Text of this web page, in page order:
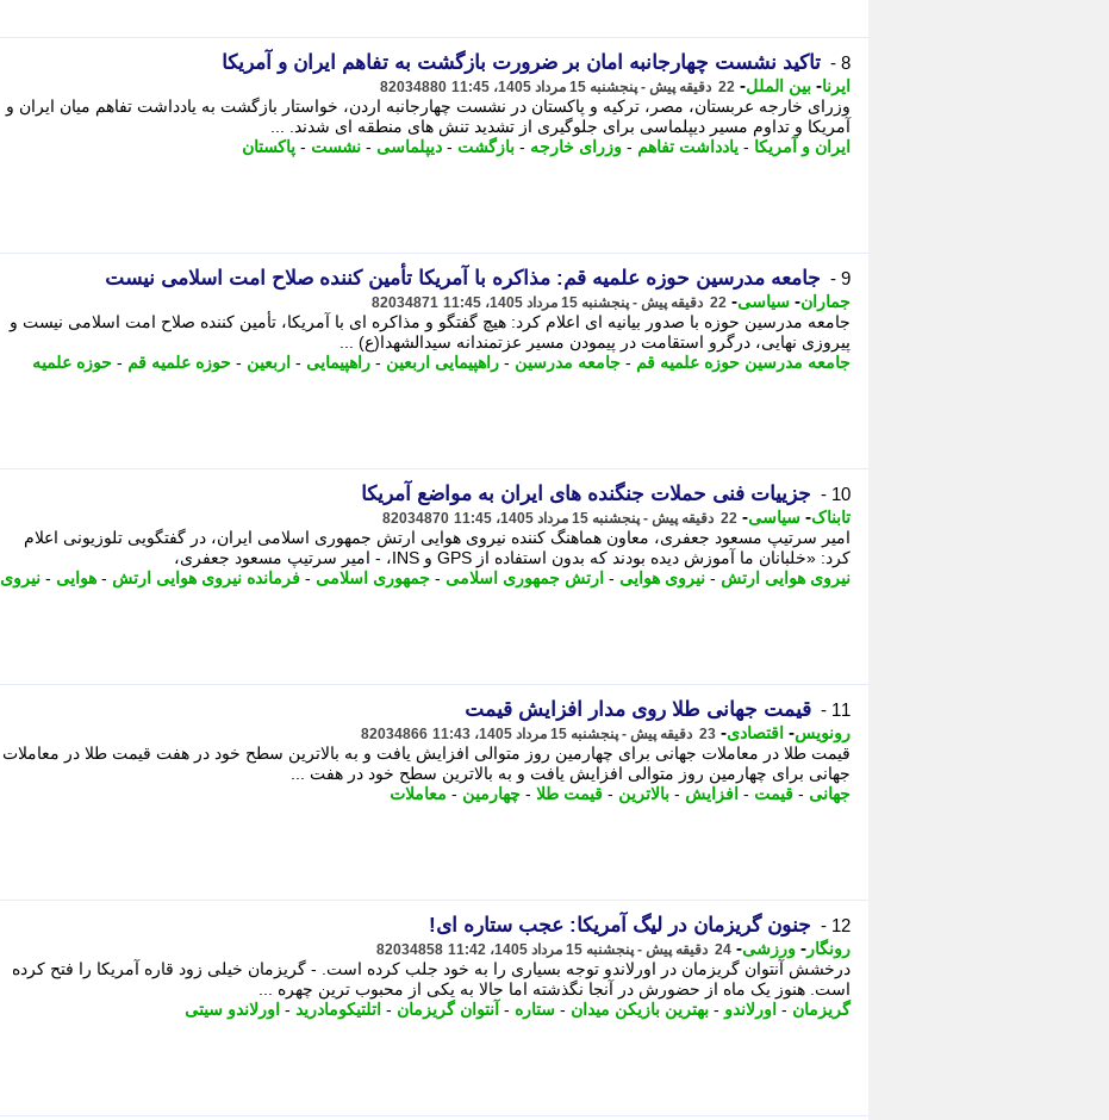
8 - تاکید نشست چهارجانبه امان بر ضرورت بازگشت به تفاهم ایران و آمریکا
ایرنا- بین الملل- 22 دقیقه پیش - پنجشنبه 15 مرداد 1405، 11:45 82034880
وزرای خارجه عربستان، مصر، ترکیه و پاکستان در نشست چهارجانبه اردن، خواستار بازگشت به یادداشت تفاهم میان ایران و
آمریکا و تداوم مسیر دیپلماسی برای جلوگیری از تشدید تنش های منطقه ای شدند. ...
ایران و آمریکا - یادداشت تفاهم - وزرای خارجه - بازگشت - دیپلماسی - نشست - پاکستان
9 - جامعه مدرسین حوزه علمیه قم: مذاکره با آمریکا تأمین کننده صلاح امت اسلامی نیست
جماران- سیاسی- 22 دقیقه پیش - پنجشنبه 15 مرداد 1405، 11:45 82034871
جامعه مدرسین حوزه با صدور بیانیه ای اعلام کرد: هیچ گفتگو و مذاکره ای با آمریکا، تأمین کننده صلاح امت اسلامی نیست و
پیروزی نهایی، درگرو استقامت در پیمودن مسیر عزتمندانه سیدالشهدا(ع) ...
جامعه مدرسین حوزه علمیه قم - جامعه مدرسین - راهپیمایی اربعین - راهپیمایی - اربعین - حوزه علمیه قم - حوزه علمیه
10 - جزییات فنی حملات جنگنده های ایران به مواضع آمریکا
تابناک- سیاسی- 22 دقیقه پیش - پنجشنبه 15 مرداد 1405، 11:45 82034870
امیر سرتیپ مسعود جعفری، معاون هماهنگ کننده نیروی هوایی ارتش جمهوری اسلامی ایران، در گفتگویی تلوزیونی اعلام
کرد: «خلبانان ما آموزش دیده بودند که بدون استفاده از GPS و INS، - امیر سرتیپ مسعود جعفری،
نیروی هوایی ارتش - نیروی هوایی - ارتش جمهوری اسلامی - جمهوری اسلامی - فرمانده نیروی هوایی ارتش - هوایی - نیروی
11 - قیمت جهانی طلا روی مدار افزایش قیمت
رونویس- اقتصادی- 23 دقیقه پیش - پنجشنبه 15 مرداد 1405، 11:43 82034866
قیمت طلا در معاملات جهانی برای چهارمین روز متوالی افزایش یافت و به بالاترین سطح خود در هفت قیمت طلا در معاملات
جهانی برای چهارمین روز متوالی افزایش یافت و به بالاترین سطح خود در هفت ...
جهانی - قیمت - افزایش - بالاترین - قیمت طلا - چهارمین - معاملات
12 - جنون گریزمان در لیگ آمریکا: عجب ستاره ای!
رونگار - ورزشی- 24 دقیقه پیش - پنجشنبه 15 مرداد 1405، 11:42 82034858
درخشش آنتوان گریزمان در اورلاندو توجه بسیاری را به خود جلب کرده است. - گریزمان خیلی زود قاره آمریکا را فتح کرده
است. هنوز یک ماه از حضورش در آنجا نگذشته اما حالا به یکی از محبوب ترین چهره ...
گریزمان - اورلاندو - بهترین بازیکن میدان - ستاره - آنتوان گریزمان - اتلتیکومادرید - اورلاندو سیتی